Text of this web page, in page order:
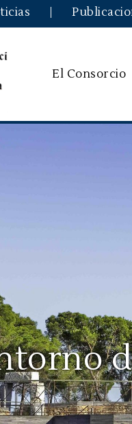
El Consorcio